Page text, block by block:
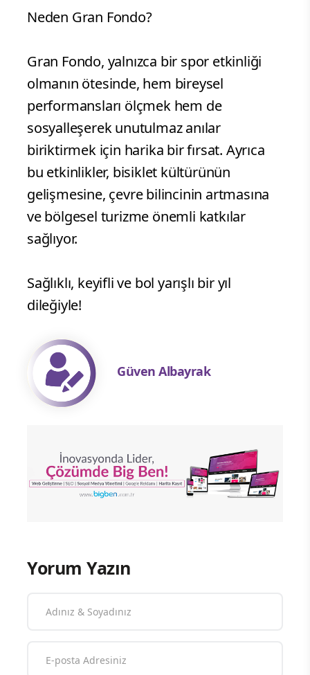
Neden Gran Fondo?
Gran Fondo, yalnızca bir spor etkinliği
olmanın ötesinde, hem bireysel
performansları ölçmek hem de
sosyalleşerek unutulmaz anılar
biriktirmek için harika bir fırsat. Ayrıca
bu etkinlikler, bisiklet kültürünün
gelişmesine, çevre bilincinin artmasına
ve bölgesel turizme önemli katkılar
sağlıyor.
Sağlıklı, keyifli ve bol yarışlı bir yıl
dileğiyle!
Güven Albayrak
Yorum Yazın